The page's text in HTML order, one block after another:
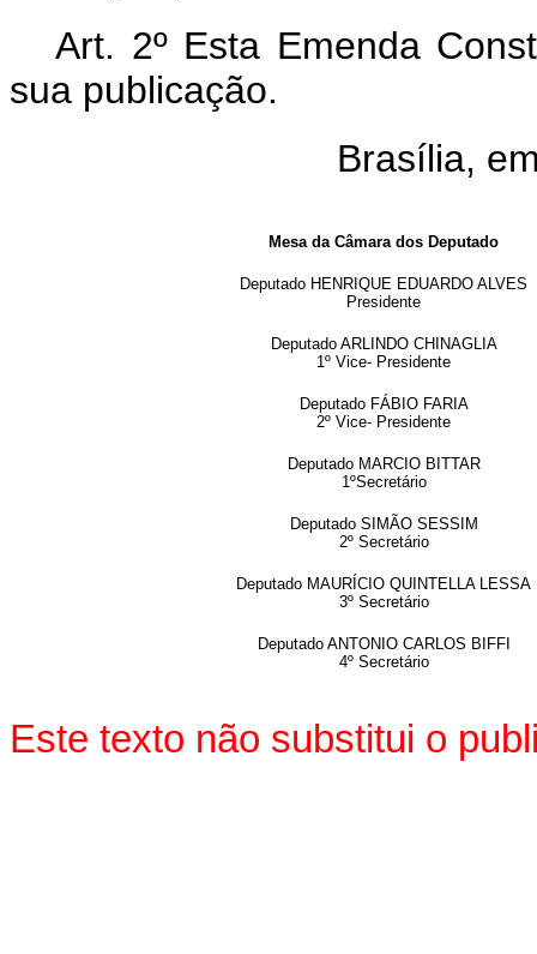
Art. 2º Esta Emenda
sua publicação.
Brasília,
Mesa da Câmara dos Deputado
Deputado HENRIQUE EDUARDO ALVES
Presidente
Deputado ARLINDO CHINAGLIA
1º Vice- Presidente
Deputado FÁBIO FARIA
2º Vice- Presidente
Deputado MARCIO BITTAR
1ºSecretário
Deputado SIMÃO SESSIM
2º Secretário
Deputado MAURÍCIO QUINTELLA LESSA
3º Secretário
Deputado ANTONIO CARLOS BIFFI
4º Secretário
Este texto não substitui o